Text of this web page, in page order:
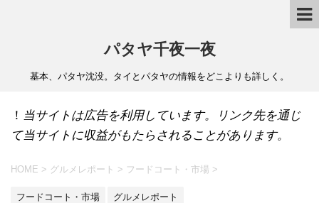
パタヤ千夜一夜
基本、パタヤ沈没。タイとパタヤの情報をどこよりも詳しく。
！ 当サイトは広告を利用しています。リンク先を通じ
て当サイトに収益がもたらされることがあります。
HOME > グルメレポート > フードコート・市場 >
フードコート・市場 グルメレポート